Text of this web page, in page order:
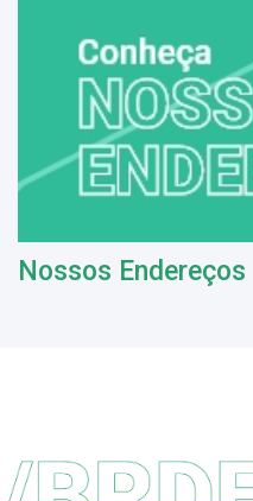
Nossos Endereços